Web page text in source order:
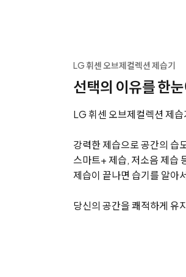
LG 휘센 오브제컬렉션 제습기
선택의 이유를 한
LG 휘센 오브제컬렉션 제
강력한 제습으로 공간의 습
스마트+ 제습, 저소음 제습
제습이 끝나면 습기를 알아
당신의 공간을 쾌적하게 유